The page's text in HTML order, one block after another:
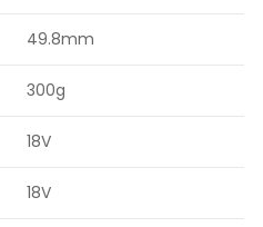
49.8mm
300g
18V
18V